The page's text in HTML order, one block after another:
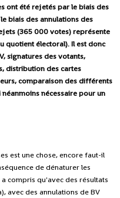
ont été rejetés par le biais des
biais des annulations des
(365 000 votes) représente
quotient électoral). Il est donc
signatures des votants,
distribution des cartes
comparaison des différents
nécessaire pour un
est une chose, encore faut-il
de dénaturer les
compris qu'avec des résultats
avec des annulations de BV